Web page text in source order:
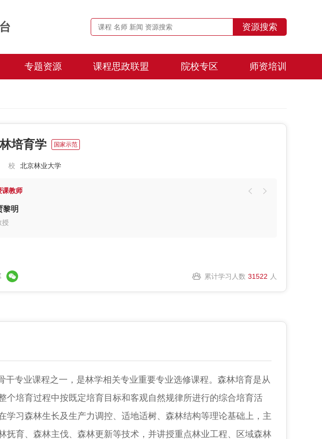
专题资源 课程思政联盟 院校专区 师资培训
培育学 国家示范
校 北京林业大学
课教师
黎明
授
累计学习人数 31522 人
干专业课程之一，是林学相关专业重要专业选修课程。森林培育是从
个培育过程中按既定培育目标和客观自然规律所进行的综合培育活
学习森林生长及生产力调控、适地适树、森林结构等理论基础上，主
抚育、森林主伐、森林更新等技术，并讲授重点林业工程、区域森林